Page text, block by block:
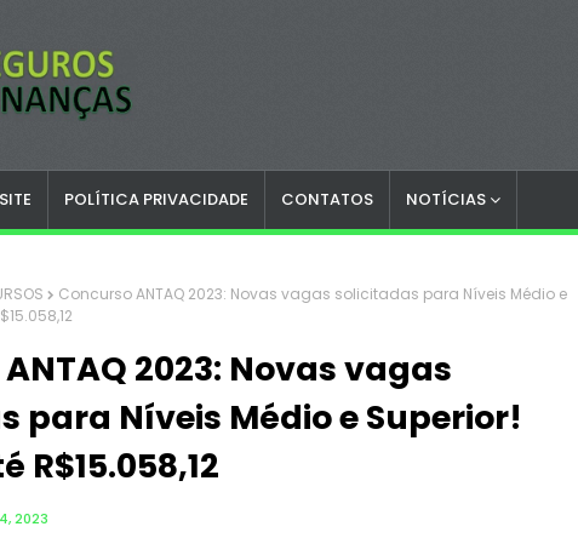
POLÍTICA PRIVACIDADE CONTATOS NOTÍCIAS
Concurso ANTAQ 2023: Novas vagas solicitadas para Níveis Médio e
2023: Novas vagas
para Níveis Médio e Superior!
R$15.058,12
2023